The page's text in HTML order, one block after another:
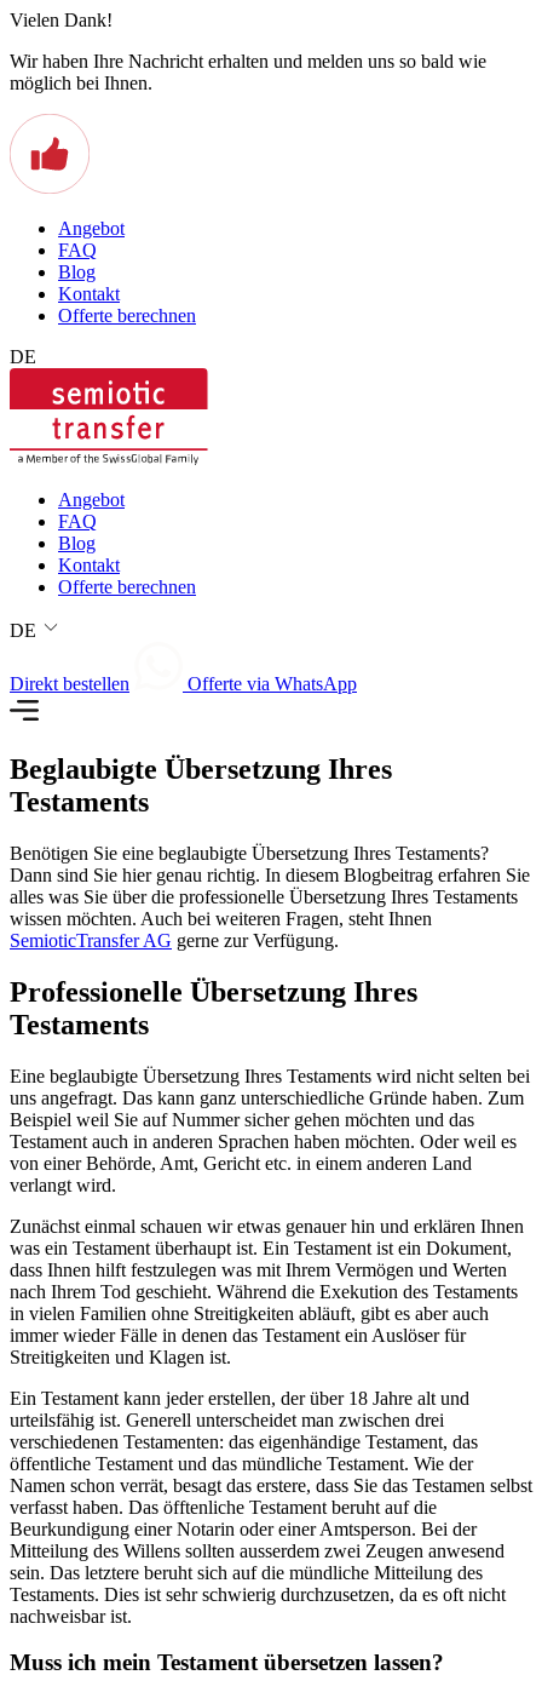
Vielen Dank!
Wir haben Ihre Nachricht erhalten und melden uns so bald wie
möglich bei Ihnen.
Angebot
FAQ
Blog
Kontakt
Offerte berechnen
DE
Angebot
FAQ
Blog
Kontakt
Offerte berechnen
DE
Direkt bestellen Offerte via WhatsApp
Beglaubigte Übersetzung Ihres
Testaments
Benötigen Sie eine beglaubigte Übersetzung Ihres Testaments?
Dann sind Sie hier genau richtig. In diesem Blogbeitrag erfahren Sie
alles was Sie über die professionelle Übersetzung Ihres Testaments
wissen möchten. Auch bei weiteren Fragen, steht Ihnen
SemioticTransfer AG gerne zur Verfügung.
Professionelle Übersetzung Ihres
Testaments
Eine beglaubigte Übersetzung Ihres Testaments wird nicht selten bei
uns angefragt. Das kann ganz unterschiedliche Gründe haben. Zum
Beispiel weil Sie auf Nummer sicher gehen möchten und das
Testament auch in anderen Sprachen haben möchten. Oder weil es
von einer Behörde, Amt, Gericht etc. in einem anderen Land
verlangt wird.
Zunächst einmal schauen wir etwas genauer hin und erklären Ihnen
was ein Testament überhaupt ist. Ein Testament ist ein Dokument,
dass Ihnen hilft festzulegen was mit Ihrem Vermögen und Werten
nach Ihrem Tod geschieht. Während die Exekution des Testaments
in vielen Familien ohne Streitigkeiten abläuft, gibt es aber auch
immer wieder Fälle in denen das Testament ein Auslöser für
Streitigkeiten und Klagen ist.
Ein Testament kann jeder erstellen, der über 18 Jahre alt und
urteilsfähig ist. Generell unterscheidet man zwischen drei
verschiedenen Testamenten: das eigenhändige Testament, das
öffentliche Testament und das mündliche Testament. Wie der
Namen schon verrät, besagt das erstere, dass Sie das Testamen selbst
verfasst haben. Das öfftenliche Testament beruht auf die
Beurkundigung einer Notarin oder einer Amtsperson. Bei der
Mitteilung des Willens sollten ausserdem zwei Zeugen anwesend
sein. Das letztere beruht sich auf die mündliche Mitteilung des
Testaments. Dies ist sehr schwierig durchzusetzen, da es oft nicht
nachweisbar ist.
Muss ich mein Testament übersetzen lassen?